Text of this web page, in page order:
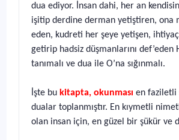
dua ediyor. İnsan dahi, her an
işitip derdine der­man yetiştiren, ona
eden, kudreti her şeye yetişen,
getirip hadsiz düşmanlarını def’eden
tanımalı ve dua ile O’na sığınmalı.
İşte bu kitapta, okunması en faziletli
dualar toplanmıştır. En kıymetli
olan insan için, en güzel bir şükür ve